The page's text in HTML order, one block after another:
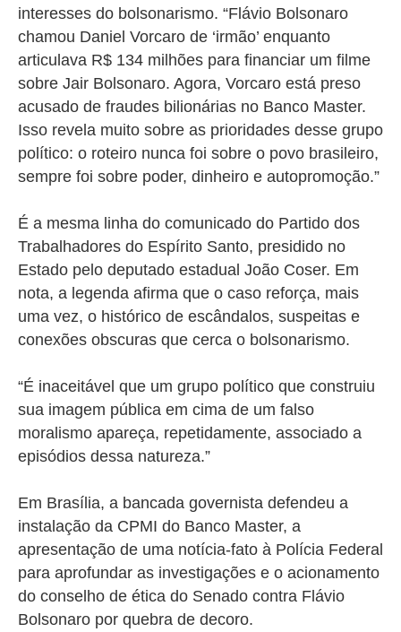
interesses do bolsonarismo. “Flávio Bolsonaro
chamou Daniel Vorcaro de ‘irmão’ enquanto
articulava R$ 134 milhões para financiar um filme
sobre Jair Bolsonaro. Agora, Vorcaro está preso
acusado de fraudes bilionárias no Banco Master.
Isso revela muito sobre as prioridades desse grupo
político: o roteiro nunca foi sobre o povo brasileiro,
sempre foi sobre poder, dinheiro e autopromoção.”
É a mesma linha do comunicado do Partido dos
Trabalhadores do Espírito Santo, presidido no
Estado pelo deputado estadual João Coser. Em
nota, a legenda afirma que o caso reforça, mais
uma vez, o histórico de escândalos, suspeitas e
conexões obscuras que cerca o bolsonarismo.
“É inaceitável que um grupo político que construiu
sua imagem pública em cima de um falso
moralismo apareça, repetidamente, associado a
episódios dessa natureza.”
Em Brasília, a bancada governista defendeu a
instalação da CPMI do Banco Master, a
apresentação de uma notícia-fato à Polícia Federal
para aprofundar as investigações e o acionamento
do conselho de ética do Senado contra Flávio
Bolsonaro por quebra de decoro.